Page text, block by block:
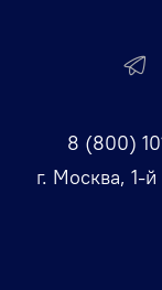
8 (800)
г. Москва, 1-